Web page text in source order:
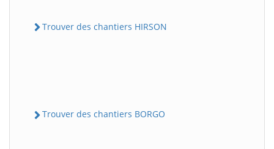
Trouver des chantiers HIRSON
Trouver des chantiers BORGO